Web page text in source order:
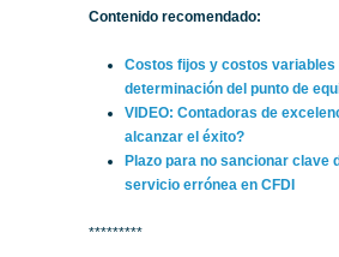
Contenido recomendado:
Costos fijos y costos variables
determinación del punto de
VIDEO: Contadoras de
alcanzar el éxito?
Plazo para no sancionar clave
servicio errónea en CFDI
*********